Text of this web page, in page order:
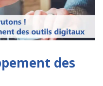
des